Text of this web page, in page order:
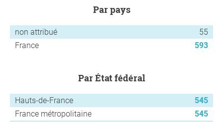
par pays
non attribué
55
France
593
par État fédéral
Hauts-de-France
545
France métropolitaine
545